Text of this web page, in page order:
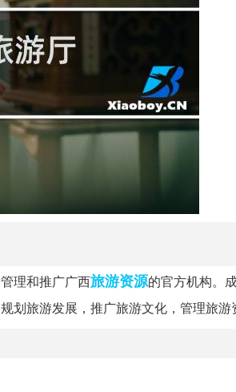
理和推广广西旅游资源的官方机构。
旅游发展，推广旅游文化，管理旅游